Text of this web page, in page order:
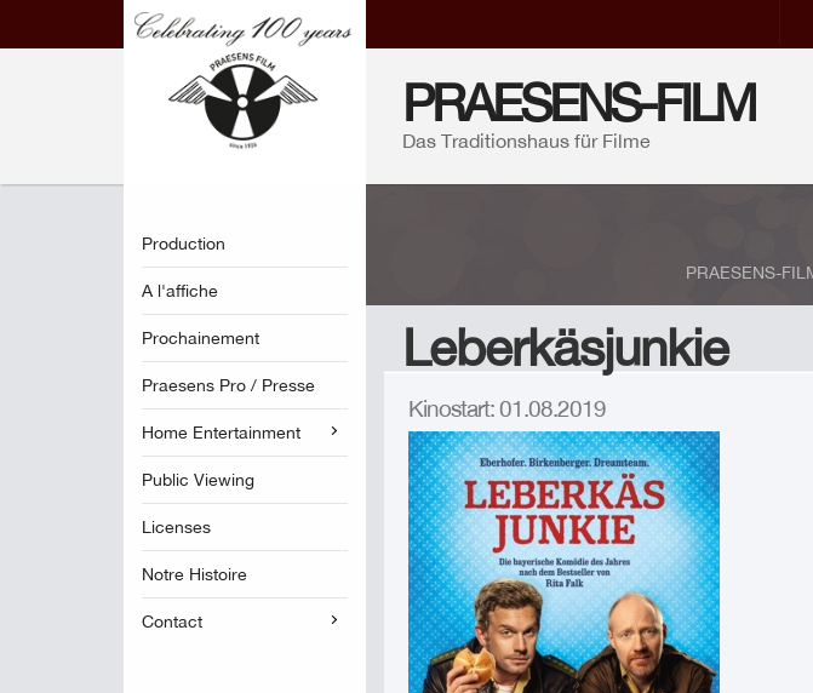
PRAESENS-FILM
Das Traditionshaus für Filme
Production
A l'affiche
Prochainement
Praesens Pro / Presse
Home Entertainment
Public Viewing
Licenses
Notre Histoire
Contact
PRAESENS-
Leberkäsjunkie
Kinostart: 01.08.2019